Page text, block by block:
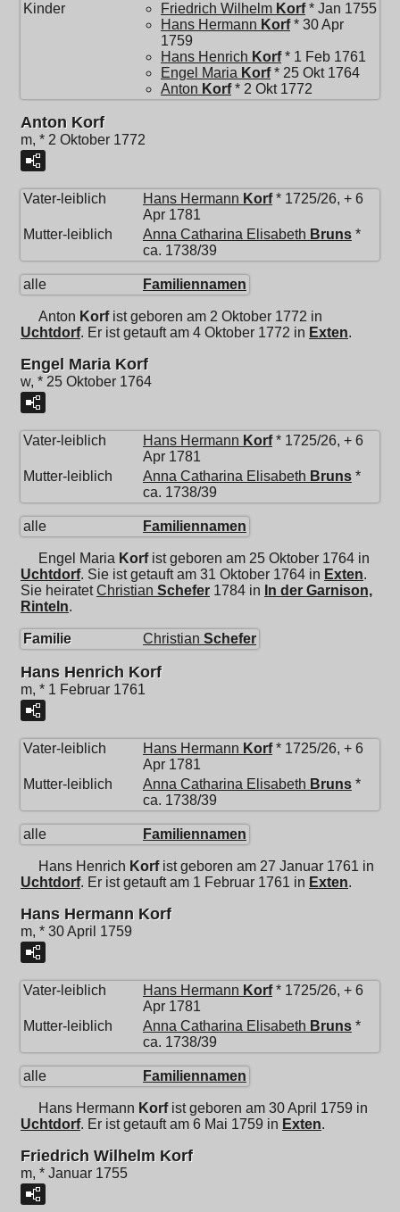
Kinder
Friedrich Wilhelm Korf* Jan 1755
Hans Hermann Korf* 30 Apr
1759
Hans Henrich Korf* 1 Feb 1761
Engel Maria Korf* 25 Okt 1764
Anton Korf* 2 Okt 1772
Anton Korf
m, * 2 Oktober 1772
Vater-leiblich Hans Hermann Korf* 1725/26, + 6
Apr 1781
Mutter-leiblich
Anna Catharina Elisabeth Bruns *
ca. 1738/39
alle Familiennamen
Anton Korfist geboren am 2 Oktober 1772 in
Uchtdorf. Er ist getauft am 4 Oktober 1772 in Exten.
Engel Maria Korf
w, * 25 Oktober 1764
Vater-leiblich Hans Hermann Korf* 1725/26, + 6
Apr 1781
Mutter-leiblich
Anna Catharina Elisabeth Bruns *
ca. 1738/39
alle Familiennamen
Engel Maria Korfist geboren am 25 Oktober 1764 in
Uchtdorf. Sie ist getauft am 31 Oktober 1764 in Exten.
Sie heiratetChristian Schefer 1784 in In der Garnison,
Rinteln.
Familie Christian Schefer
Hans Henrich Korf
m, * 1 Februar 1761
Vater-leiblich Hans Hermann Korf* 1725/26, + 6
Apr 1781
Mutter-leiblich
Anna Catharina Elisabeth Bruns *
ca. 1738/39
alle Familiennamen
Hans Henrich Korfist geboren am 27 Januar 1761 in
Uchtdorf. Er ist getauft am 1 Februar 1761 in Exten.
Hans Hermann Korf
m, * 30 April 1759
Vater-leiblich Hans Hermann Korf* 1725/26, + 6
Apr 1781
Mutter-leiblich
Anna Catharina Elisabeth Bruns *
ca. 1738/39
alle Familiennamen
Hans Hermann Korfist geboren am 30 April 1759 in
Uchtdorf. Er ist getauft am 6 Mai 1759 in Exten.
Friedrich Wilhelm Korf
m, * Januar 1755